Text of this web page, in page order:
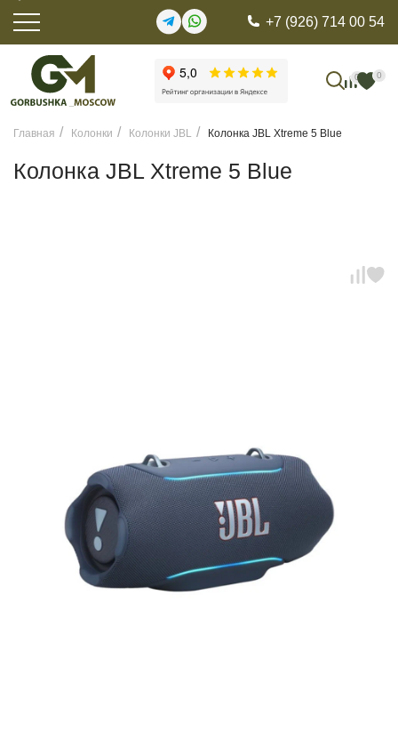
+7 (926) 714 00 54
0 0
Главная Колонки Колонки JBL Колонка JBL Xtreme 5 Blue
Колонка JBL Xtreme 5 Blue